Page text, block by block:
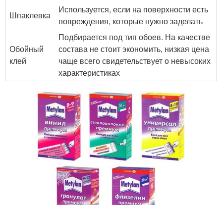
Шпаклевка
Используется, если на поверхности есть
повреждения, которые нужно заделать
Обойный
клей
Подбирается под тип обоев. На качестве
состава не стоит экономить, низкая цена
чаще всего свидетельствует о невысоких
характеристиках